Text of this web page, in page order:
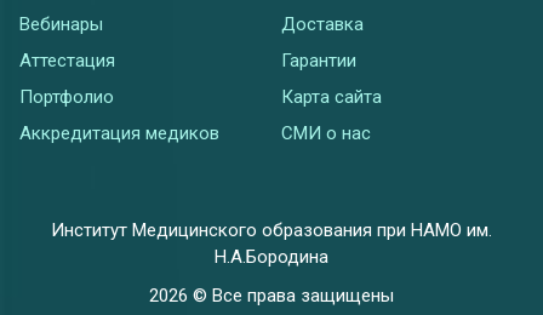
Вебинары
Аттестация
Портфолио
Аккредитация медиков
Доставка
Гарантии
Карта сайта
СМИ о нас
Институт Медицинского образования при НАМО им.
Н.А.Бородина
2026 © Все права защищены